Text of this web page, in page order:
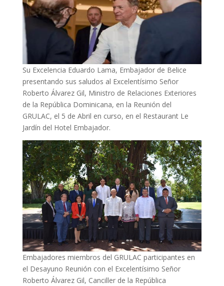
Su Excelencia Eduardo Lama, Embajador de Belice
presentando sus saludos al Excelentísimo Señor
Roberto Álvarez Gil, Ministro de Relaciones Exteriores
de la República Dominicana, en la Reunión del
GRULAC, el 5 de Abril en curso, en el Restaurant Le
Jardín del Hotel Embajador.
Embajadores miembros del GRULAC participantes en
el Desayuno Reunión con el Excelentísimo Señor
Roberto Álvarez Gil, Canciller de la República